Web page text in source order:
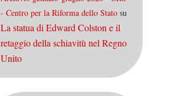
- Centro per la Riforma dello Stato su
La statua di Edward Colston e il
retaggio della schiavitù nel Regno
Unito